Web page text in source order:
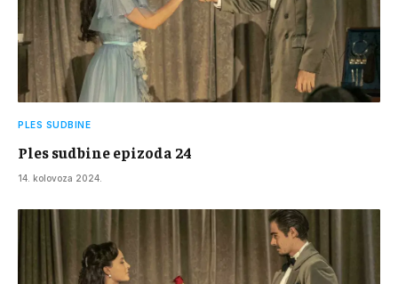
PLES SUDBINE
Ples sudbine epizoda 24
14. kolovoza 2024.